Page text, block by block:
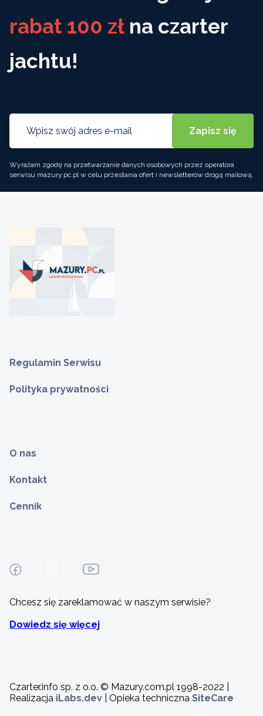
rabat 100 zł na czarter
jachtu!
Wyrażam zgodę na przetwarzanie danych osobowych przez operatora
serwisu mazury.pc.pl w celu przesłania ofert i newsletterów drogą mailową.
Regulamin Serwisu
Polityka prywatności
O nas
Kontakt
Cennik
Chcesz się zareklamować w naszym serwisie?
Dowiedz się więcej
Czarter.info sp. z o.o. © Mazury.com.pl 1998-2022 |
Realizacja iLabs.dev | Opieka techniczna SiteCare